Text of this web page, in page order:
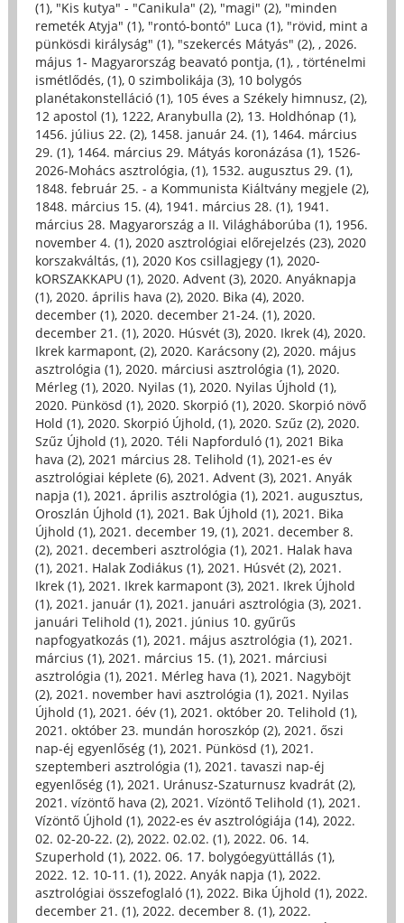
(1), "Kis kutya" - "Canikula" (2), "magi" (2), "minden
remeték Atyja" (1), "rontó-bontó" Luca (1), "rövid, mint a
pünkösdi királyság" (1), "szekercés Mátyás" (2), , 2026.
május 1- Magyarország beavató pontja, (1), , történelmi
ismétlődés, (1), 0 szimbolikája (3), 10 bolygós
planétakonstelláció (1), 105 éves a Székely himnusz, (2),
12 apostol (1), 1222, Aranybulla (2), 13. Holdhónap (1),
1456. július 22. (2), 1458. január 24. (1), 1464. március
29. (1), 1464. március 29. Mátyás koronázása (1), 1526-
2026-Mohács asztrológia, (1), 1532. augusztus 29. (1),
1848. február 25. - a Kommunista Kiáltvány megjele (2),
1848. március 15. (4), 1941. március 28. (1), 1941.
március 28. Magyarország a II. Világháborúba (1), 1956.
november 4. (1), 2020 asztrológiai előrejelzés (23), 2020
korszakváltás, (1), 2020 Kos csillagjegy (1), 2020-
kORSZAKKAPU (1), 2020. Advent (3), 2020. Anyáknapja
(1), 2020. április hava (2), 2020. Bika (4), 2020.
december (1), 2020. december 21-24. (1), 2020.
december 21. (1), 2020. Húsvét (3), 2020. Ikrek (4), 2020.
Ikrek karmapont, (2), 2020. Karácsony (2), 2020. május
asztrológia (1), 2020. márciusi asztrológia (1), 2020.
Mérleg (1), 2020. Nyilas (1), 2020. Nyilas Újhold (1),
2020. Pünkösd (1), 2020. Skorpió (1), 2020. Skorpió növő
Hold (1), 2020. Skorpió Újhold, (1), 2020. Szűz (2), 2020.
Szűz Újhold (1), 2020. Téli Napforduló (1), 2021 Bika
hava (2), 2021 március 28. Telihold (1), 2021-es év
asztrológiai képlete (6), 2021. Advent (3), 2021. Anyák
napja (1), 2021. április asztrológia (1), 2021. augusztus,
Oroszlán Újhold (1), 2021. Bak Újhold (1), 2021. Bika
Újhold (1), 2021. december 19, (1), 2021. december 8.
(2), 2021. decemberi asztrológia (1), 2021. Halak hava
(1), 2021. Halak Zodiákus (1), 2021. Húsvét (2), 2021.
Ikrek (1), 2021. Ikrek karmapont (3), 2021. Ikrek Újhold
(1), 2021. január (1), 2021. januári asztrológia (3), 2021.
januári Telihold (1), 2021. június 10. gyűrűs
napfogyatkozás (1), 2021. május asztrológia (1), 2021.
március (1), 2021. március 15. (1), 2021. márciusi
asztrológia (1), 2021. Mérleg hava (1), 2021. Nagyböjt
(2), 2021. november havi asztrológia (1), 2021. Nyilas
Újhold (1), 2021. óév (1), 2021. október 20. Telihold (1),
2021. október 23. mundán horoszkóp (2), 2021. őszi
nap-éj egyenlőség (1), 2021. Pünkösd (1), 2021.
szeptemberi asztrológia (1), 2021. tavaszi nap-éj
egyenlőség (1), 2021. Uránusz-Szaturnusz kvadrát (2),
2021. vízöntő hava (2), 2021. Vízöntő Telihold (1), 2021.
Vízöntő Újhold (1), 2022-es év asztrológiája (14), 2022.
02. 02-20-22. (2), 2022. 02.02. (1), 2022. 06. 14.
Szuperhold (1), 2022. 06. 17. bolygóegyüttállás (1),
2022. 12. 10-11. (1), 2022. Anyák napja (1), 2022.
asztrológiai összefoglaló (1), 2022. Bika Újhold (1), 2022.
december 21. (1), 2022. december 8. (1), 2022.